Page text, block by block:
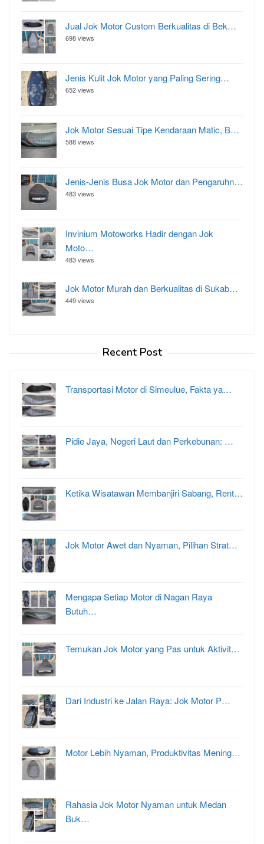
Jual Jok Motor Custom Berkualitas di Bek…
698 views
Jenis Kulit Jok Motor yang Paling Sering…
652 views
Jok Motor Sesuai Tipe Kendaraan Matic, B…
588 views
Jenis-Jenis Busa Jok Motor dan Pengaruhn…
483 views
Invinium Motoworks Hadir dengan Jok
Moto…
483 views
Jok Motor Murah dan Berkualitas di Sukab…
449 views
Recent Post
Transportasi Motor di Simeulue, Fakta ya…
Pidie Jaya, Negeri Laut dan Perkebunan: …
Ketika Wisatawan Membanjiri Sabang, Rent…
Jok Motor Awet dan Nyaman, Pilihan Strat…
Mengapa Setiap Motor di Nagan Raya
Butuh…
Temukan Jok Motor yang Pas untuk Aktivit…
Dari Industri ke Jalan Raya: Jok Motor P…
Motor Lebih Nyaman, Produktivitas Mening…
Rahasia Jok Motor Nyaman untuk Medan
Buk…